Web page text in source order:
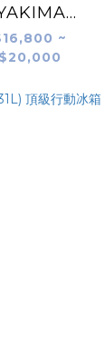
7G 車頂
實裝案例-
~